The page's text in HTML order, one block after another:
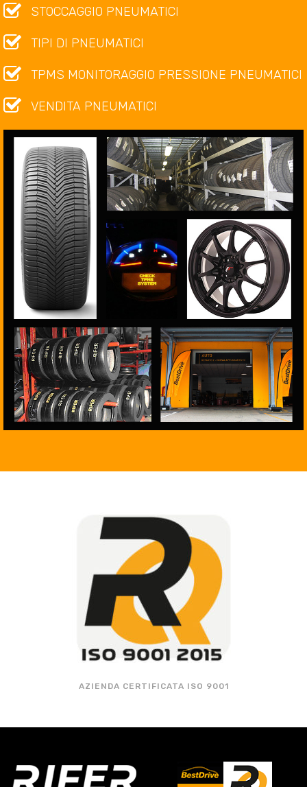
STOCCAGGIO PNEUMATICI
TIPI DI PNEUMATICI
TPMS MONITORAGGIO PRESSIONE PNEUMATICI
VENDITA PNEUMATICI
AZIENDA CERTIFICATA ISO 9001